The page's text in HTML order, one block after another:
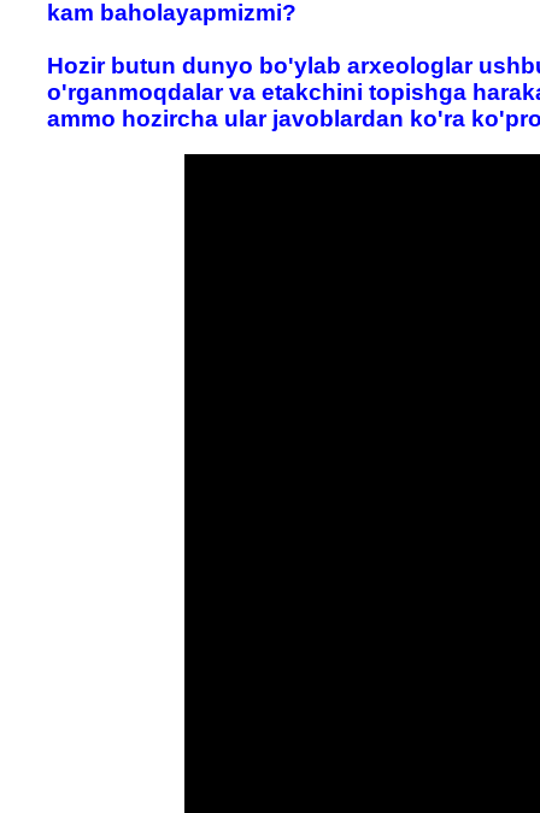
kam baholayapmizmi?
Hozir butun dunyo bo'ylab arxeologlar
o'rganmoqdalar va etakchini topishga
ammo hozircha ular javoblardan ko'ra